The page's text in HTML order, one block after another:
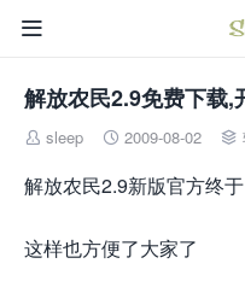

解放农民2.9免费下载,
 sleep  2009-08-02 
解放农民2.9新版官方终
这样也方便了大家了